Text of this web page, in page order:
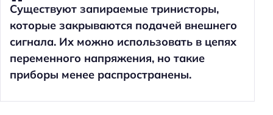
Существуют запираемые тринисторы,
которые закрываются подачей внешнего
сигнала. Их можно использовать в цепях
переменного напряжения, но такие
приборы менее распространены.